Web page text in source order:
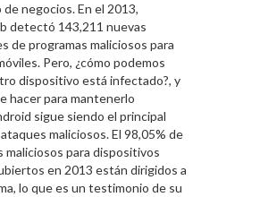
negocios. En el 2013,
detectó 143,211 nuevas
de programas maliciosos para
Pero, ¿cómo podemos
dispositivo está infectado?, y
hacer para mantenerlo
sigue siendo el principal
maliciosos. El 98,05% de
maliciosos para dispositivos
en 2013 están dirigidos a
lo que es un testimonio de su